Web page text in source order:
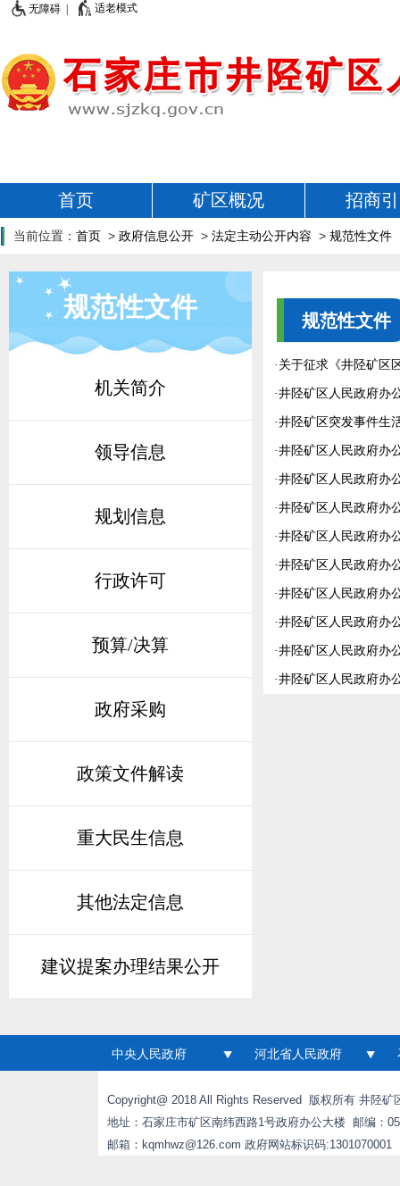
无障碍 | 适老模式
首页 矿区概况 招商
当前位置： 首页 > 政府信息公开 > 法定主动公开内容 > 规范性文件
规范性文件
机关简介
领导信息
规划信息
行政许可
预算/决算
政府采购
政策文件解读
重大民生信息
其他法定信息
建议提案办理结果公开
规范性文件
· 关于征求《井陉矿区
·井陉矿区人民政府办
·井陉矿区突发事件生
·井陉矿区人民政府办
·井陉矿区人民政府办
·井陉矿区人民政府办
·井陉矿区人民政府办
·井陉矿区人民政府办
·井陉矿区人民政府办
·井陉矿区人民政府办
·井陉矿区人民政府办
·井陉矿区人民政府办